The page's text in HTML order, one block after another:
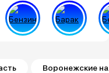
Воронежские